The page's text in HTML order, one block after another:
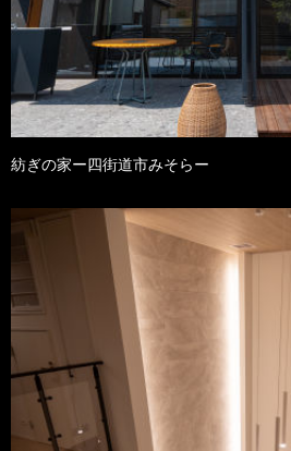
紡ぎの家ー四街道市みそらー